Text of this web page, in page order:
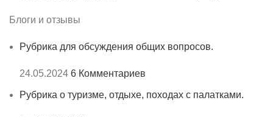
Блоги и отзывы
Рубрика для обсуждения общих вопросов.
24.05.2024 6 Комментариев
Рубрика о туризме, отдыхе, походах с палатками.